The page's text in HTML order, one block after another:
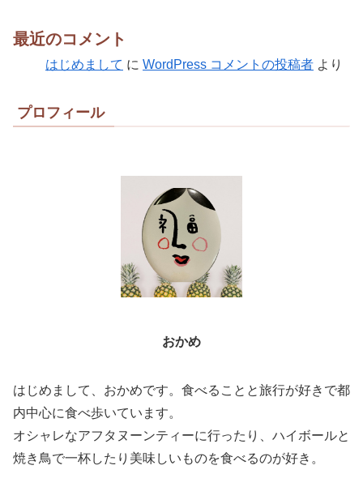
最近のコメント
はじめまして に WordPress コメントの投稿者 より
プロフィール
おかめ
はじめまして、おかめです。食べることと旅行が好きで都
内中心に食べ歩いています。
オシャレなアフタヌーンティーに行ったり、ハイボールと
焼き鳥で一杯したり美味しいものを食べるのが好き。